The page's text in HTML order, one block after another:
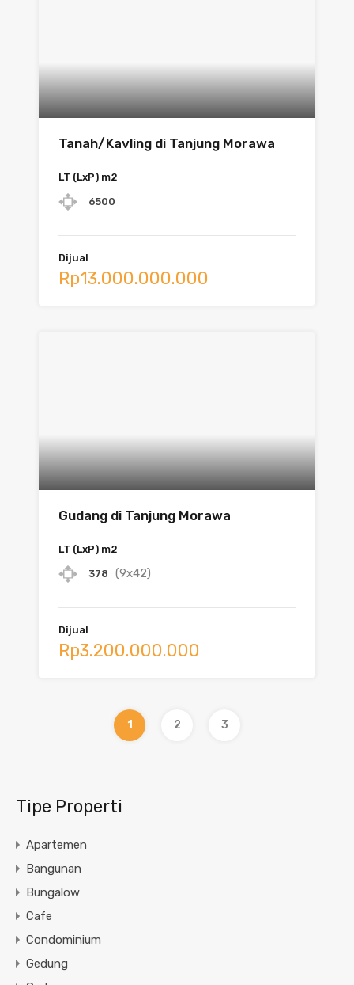
Tanah/Kavling di Tanjung Morawa
LT (LxP) m2
6500
Dijual
Rp13.000.000.000
Gudang di Tanjung Morawa
LT (LxP) m2
378 (9x42)
Dijual
Rp3.200.000.000
1 2 3
Tipe Properti
Apartemen
Bangunan
Bungalow
Cafe
Condominium
Gedung